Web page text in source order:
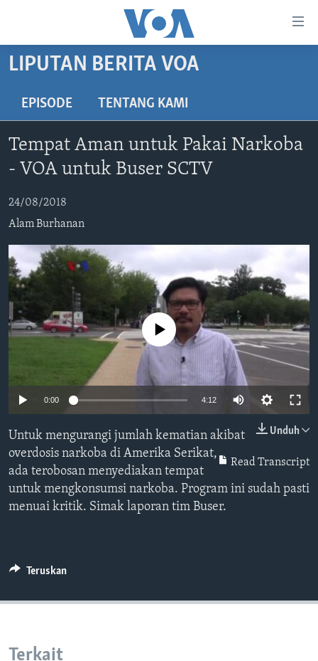
Akses
Utama
Lanjut
ke
Utama
Lanjut
Pencarian
DUNIA
POLYGRAPH
DAFTAR PROGRAM
Learning English
IKUTI KAMI
Bahasa-bahasa
LIPUTAN BERITA VOA
EPISODE TENTANG KAMI
Tempat Aman untuk Pakai Narkoba
- VOA untuk Buser SCTV
24/08/2018
Alam Burhanan
No media source currently available
0:00 4:12
Unduh
Read Transcript
Untuk mengurangi jumlah kematian akibat
overdosis narkoba di Amerika Serikat,
ada terobosan menyediakan tempat
untuk mengkonsumsi narkoba. Program ini sudah pasti
menuai kritik. Simak laporan tim Buser.
Teruskan
Terkait